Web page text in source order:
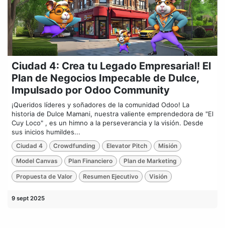
Ciudad 4: Crea tu Legado Empresarial! El
Plan de Negocios Impecable de Dulce,
Impulsado por Odoo Community
¡Queridos líderes y soñadores de la comunidad Odoo! La
historia de Dulce Mamani, nuestra valiente emprendedora de "El
Cuy Loco" , es un himno a la perseverancia y la visión. Desde
sus inicios humildes...
Ciudad 4 Crowdfunding Elevator Pitch Misión
Model Canvas Plan Financiero Plan de Marketing
Propuesta de Valor Resumen Ejecutivo Visión
9 sept 2025